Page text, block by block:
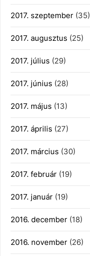
2017. szeptember (35)
2017. augusztus (25)
2017. július (29)
2017. június (28)
2017. május (13)
2017. április (27)
2017. március (30)
2017. február (19)
2017. január (19)
2016. december (18)
2016. november (26)